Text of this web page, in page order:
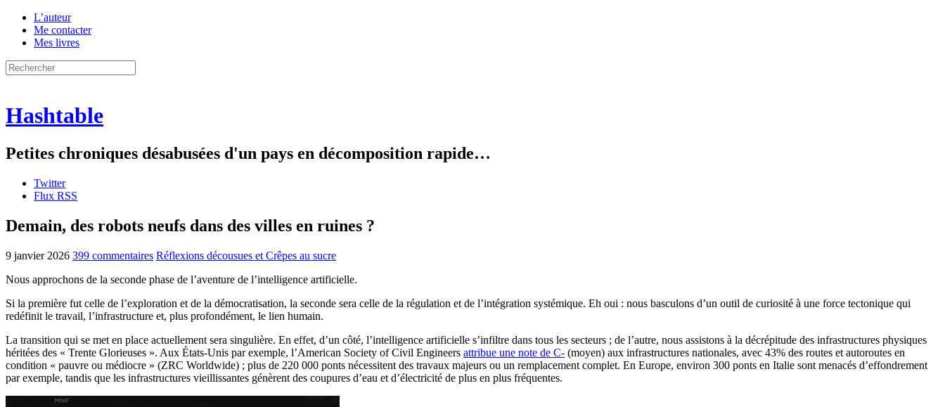
L’auteur
Me contacter
Mes livres
Hashtable
Petites chroniques désabusées d'un pays en décomposition rapide…
Twitter
Flux RSS
Demain, des robots neufs dans des villes en ruines ?
9 janvier 2026 399 commentaires Réflexions décousues et Crêpes au sucre
Nous approchons de la seconde phase de l’aventure de l’intelligence artificielle.
Si la première fut celle de l’exploration et de la démocratisation, la seconde sera celle de la régulation et de l’intégration systémique. Eh oui : nous basculons d’un outil de curiosité à une force tectonique qui
redéfinit le travail, l’infrastructure et, plus profondément, le lien humain.
La transition qui se met en place actuellement sera singulière. En effet, d’un côté, l’intelligence artificielle s’infiltre dans tous les secteurs ; de l’autre, nous assistons à la décrépitude des infrastructures physiques
héritées des « Trente Glorieuses ». Aux États-Unis par exemple, l’American Society of Civil Engineers attribue une note de C- (moyen) aux infrastructures nationales, avec 43% des routes et autoroutes en
condition « pauvre ou médiocre » (ZRC Worldwide) ; plus de 220 000 ponts nécessitent des travaux majeurs ou un remplacement complet. En Europe, environ 300 ponts en Italie sont menacés d’effondrement
par exemple, tandis que les infrastructures vieillissantes génèrent des coupures d’eau et d’électricité de plus en plus fréquentes.